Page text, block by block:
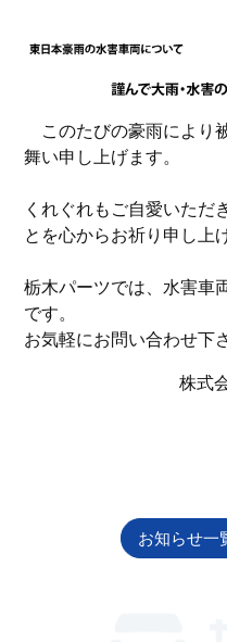
このたびの豪雨により
舞い申し上げます。
くれぐれもご自愛いただ
とを心からお祈り申し上
栃木パーツでは、水害車
です。
お気軽にお問い合わせ下
株式
お知らせ一